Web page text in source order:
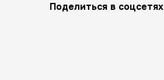
Поделиться в соцсетях